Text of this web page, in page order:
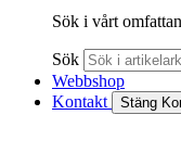
Sök i vårt
Sök
Webbshop
Kontakt
Stäng